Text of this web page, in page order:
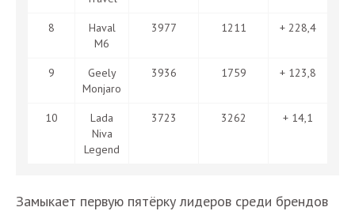
8
Haval
M6
3977 1211 + 228,4
9
Geely
Monjaro
3936 1759 + 123,8
10
Lada
Niva
Legend
3723 3262 + 14,1
Замыкает первую пятёрку лидеров среди брендов